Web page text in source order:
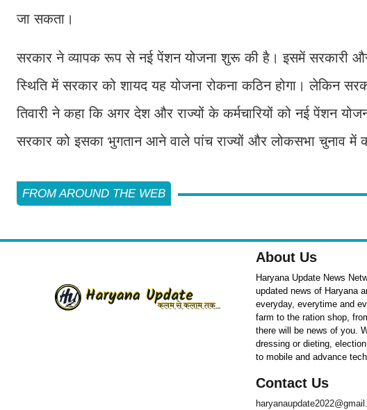
जा सकता।
सरकार ने व्यापक रूप से नई पेंशन योजना शुरू की है। इसमें सरकारी और
स्थिति में सरकार को शायद यह योजना रोकना कठिन होगा। लेकिन
तिवारी ने कहा कि अगर देश और राज्यों के कर्मचारियों को नई पेंशन
सरकार को इसका भुगतान आने वाले पांच राज्यों और लोकसभा चुनाव में
FROM AROUND THE WEB
About Us
Haryana Update News
updated news of Haryana
everyday, everytime and
farm to the ration shop,
there will be news of you.
dressing or dieting,
to mobile and advance
Contact Us